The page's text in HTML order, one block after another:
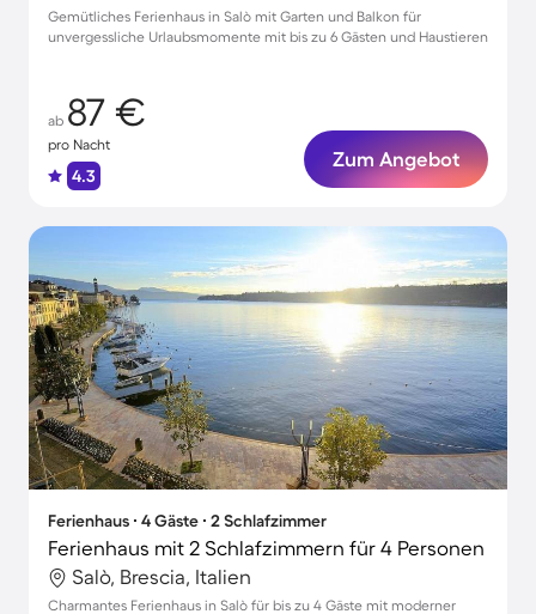
Gemütliches Ferienhaus in Salò mit Garten und Balkon für
unvergessliche Urlaubsmomente mit bis zu 6 Gästen und Haustieren
ab 87 €
pro Nacht
4.3
Zum Angebot
Ferienhaus ∙ 4 Gäste ∙ 2 Schlafzimmer
Ferienhaus mit 2 Schlafzimmern für 4 Personen
Salò, Brescia, Italien
Charmantes Ferienhaus in Salò für bis zu 4 Gäste mit moderner